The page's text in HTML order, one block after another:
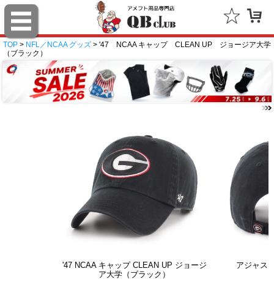
TOP > NFL／NCAA グッズ > '47 NCAA キャップ CLEAN UP ジョージア大学
（ブラック）
'47 NCAA キャップ CLEAN UP ジョージ
ア大学（ブラック）
アジャス